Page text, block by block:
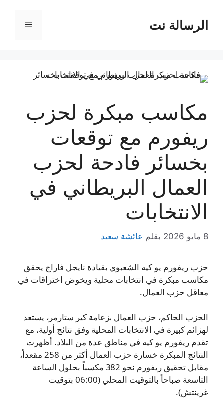
المحتوىالرسالة نت القائمة
مكاسب مبكرة لحزب
ريفورم مع توقعات
بخسائر فادحة لحزب
العمال البريطاني في
الانتخابات
8 مايو 2026 بقلم عائشة سعيد
حزب ريفورم يو كيه الشعبوي بقيادة نايجل فاراج يحقق
مكاسب مبكرة في انتخابات محلية ويخوض اختراقات في
معاقل حزب العمال.
الحزب الحاكم، حزب العمال بزعامة كير ستارمر، يستعد
لهزائم كبيرة في الانتخابات المحلية وفق نتائج أولية، مع
تقدم ريفورم يو كيه في مناطق عدة من البلاد. أظهرت
النتائج المبكرة خسارة حزب العمال أكثر من 258 مقعداً،
مقابل تحقيق ريفورم نحو 382 مكسباً بحلول الساعة
التاسعة صباحاً بالتوقيت المحلي (06:00 بتوقيت
غرينتش).